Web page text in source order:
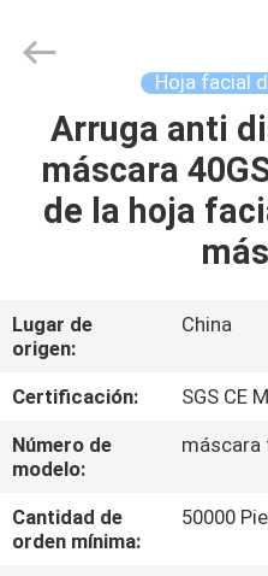
HOGAR
PRODUCTOS
NOSOTROS
VIAJE
DE
LA
FÁBRICA
máscara
spunlacenonwovenfabric.com.
Reserved.
Hoja facial
Arruga anti
máscara
de la hoja
Lugar de
origen:
China
Certificación:
SGS CE
Número de
modelo:
máscara
Cantidad de
orden mínima:
50000